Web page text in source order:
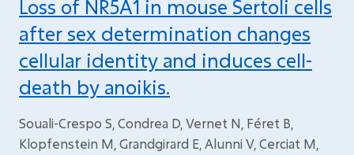
Loss of NR5A1 in mouse Sertoli cells
after sex determination changes
cellular identity and induces cell-
death by anoikis.
Souali-Crespo S, Condrea D, Vernet N, Féret B,
Klopfenstein M, Grandgirard E, Alunni V, Cerciat M,